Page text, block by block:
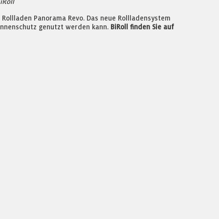
Panorama Revo. Das neue Rollladensystem
genutzt werden kann. BiRoll finden Sie auf